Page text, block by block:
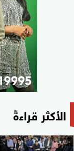
الأكثر قراءةً